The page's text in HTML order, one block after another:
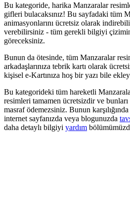
Bu kategoride, harika Manzaralar
gifleri bulacaksınız! Bu sayfadaki tüm
animasyonlarını ücretsiz olarak
verebilirsiniz - tüm gerekli bilgiyi çizimin
göreceksiniz.
Bunun da ötesinde, tüm Manzaralar
arkadaşlarınıza tebrik kartı olarak
kişisel e-Kartınıza hoş bir yazı bile
Bu kategorideki tüm hareketli
resimleri tamamen ücretsizdir ve
masraf ödemezsiniz. Bunun
internet sayfanızda veya blogunuzda
daha detaylı bilgiyi yardım